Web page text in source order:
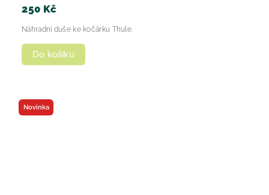
250 Kč
Do košíku
Náhradní duše ke kočárku Thule.
Novinka